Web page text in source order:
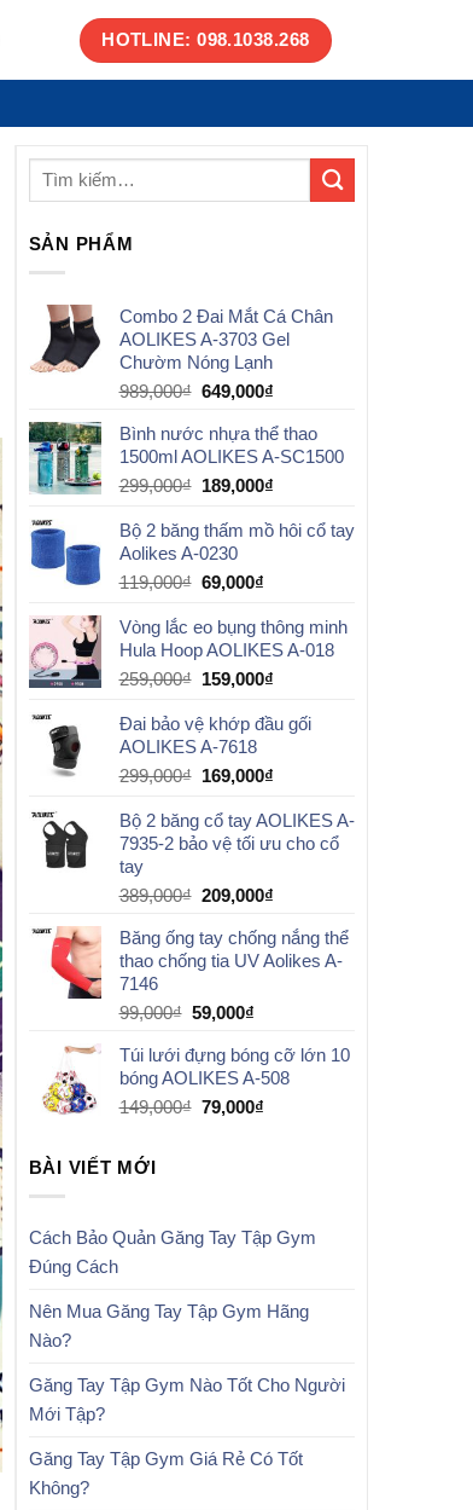
HOTLINE: 098.1038.268
SẢN PHẨM
Combo 2 Đai Mắt Cá Chân
AOLIKES A-3703 Gel
Chườm Nóng Lạnh
989,000₫ Giá
là:
989,000₫.
649,000₫
tại
là:
Bình nước nhựa thể thao
1500ml AOLIKES A-SC1500
299,000₫ Giá
là:
299,000₫.
189,000₫
tại
Bộ 2 băng thấm mồ hôi cổ tay
Aolikes A-0230
119,000₫ Giá
là:
119,000₫.
69,000₫
tại
là:
69,000₫.
Vòng lắc eo bụng thông minh
Hula Hoop AOLIKES A-018
259,000₫ Giá
là:
259,000₫.
159,000₫
tại
Đai bảo vệ khớp đầu gối
AOLIKES A-7618
299,000₫ Giá
là:
299,000₫.
169,000₫
tại
là:
Bộ 2 băng cổ tay AOLIKES A-
7935-2 bảo vệ tối ưu cho cổ
tay
389,000₫ Giá
là:
389,000₫.
209,000₫
tại
là:
Băng ống tay chống nắng thể
thao chống tia UV Aolikes A-
7146
99,000₫ Giá
là:
99,000₫.
59,000₫
tại
là:
59,000₫.
Túi lưới đựng bóng cỡ lớn 10
bóng AOLIKES A-508
149,000₫ Giá
79,000₫
BÀI VIẾT MỚI
Cách Bảo Quản Găng Tay Tập Gym
Đúng Cách
Nên Mua Găng Tay Tập Gym Hãng
Nào?
Găng Tay Tập Gym Nào Tốt Cho Người
Mới Tập?
Găng Tay Tập Gym Giá Rẻ Có Tốt
Không?